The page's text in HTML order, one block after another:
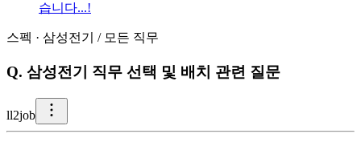
습니다...!
스펙 · 삼성전기 / 모든 직무
Q. 삼성전기 직무 선택 및 배치 관련 질문
ll2job